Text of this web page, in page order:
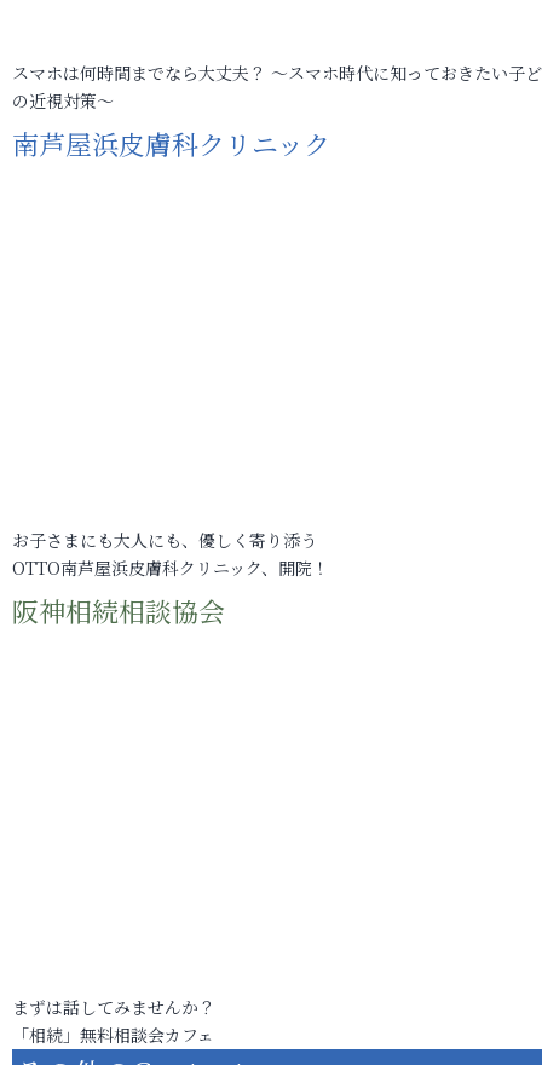
スマホは何時間までなら大丈夫？ ～スマホ時代に知っておきたい子
の近視対策～
南芦屋浜皮膚科クリニック
お子さまにも大人にも、優しく寄り添う
OTTO南芦屋浜皮膚科クリニック、開院！
阪神相続相談協会
まずは話してみませんか？
「相続」無料相談会カフェ